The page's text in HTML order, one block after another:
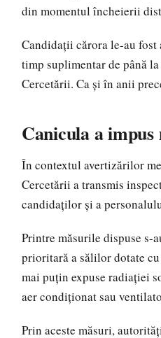
din momentul încheierii
Candidații cărora le-au
timp suplimentar de până
Cercetării. Ca și în anii
Canicula a impus
În contextul avertizărilor
Cercetării a transmis
candidaților și a
Printre măsurile dispuse s-
prioritară a sălilor dotate
mai puțin expuse radiației
aer condiționat sau
Prin aceste măsuri,